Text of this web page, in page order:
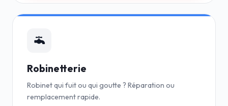
Robinetterie
Robinet qui fuit ou qui goutte ? Réparation ou
remplacement rapide.